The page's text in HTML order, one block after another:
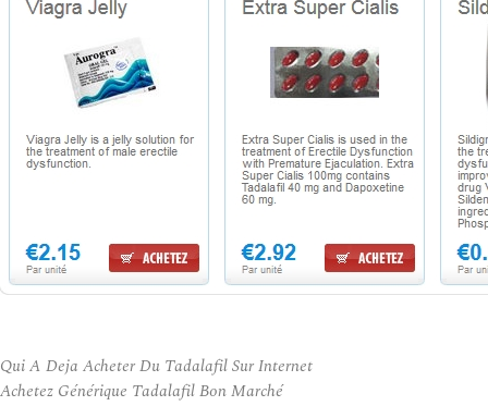
Qui A Deja Acheter Du Tadalafil Sur Internet
Achetez Générique Tadalafil Bon Marché